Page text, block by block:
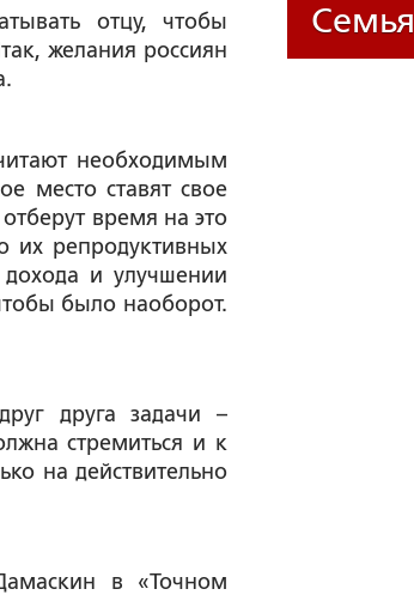
отцу, чтобы
желания россиян
необходимым
место ставят свое
время на это
их репродуктивных
и улучшении
было наоборот.
друга задачи –
стремиться и к
на действительно
в «Точном
Семья